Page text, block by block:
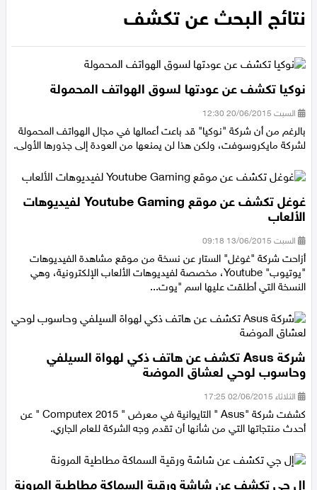
دير حنا
سخنين
عرابة
رياضة
رياضة محلية
رياضة عالمية
تقارير خاصة
مقالات
مطبخ
مجلة الحمرا
نتائج البحث عن تكشف
نوكيا تكشف عن عودتها لسوق الهواتف المحمولة
السبت 20/06/2015 12:30
بالرغم من أن شركة "نوكيا" قد باعت أعمالها في مجال الهواتف المحمولة
الألعاب
السبت 13/06/2015 09:18
أزاحت شركة "غوغل" الستار عن نسخة من موقع مشاهدة الفيديوهات
"يوتيوب" Youtube، مخصصة لفيديوهات الألعاب الإلكترونية، وهي
شركة Asus تكشف عن هاتف ذكي لهواة السيلفي
وحاسوب لوحي لعشاق الموضة
الثلاثاء 02/06/2015 17:25